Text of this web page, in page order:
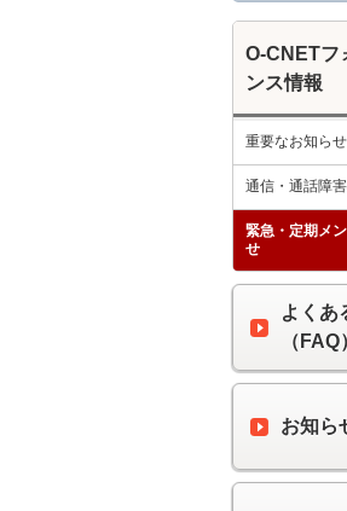
O-CNETフ
ンス情報
重要なお知らせ
通信・通話障
緊急・定期メ
せ
よくあ
（FAQ
お知ら